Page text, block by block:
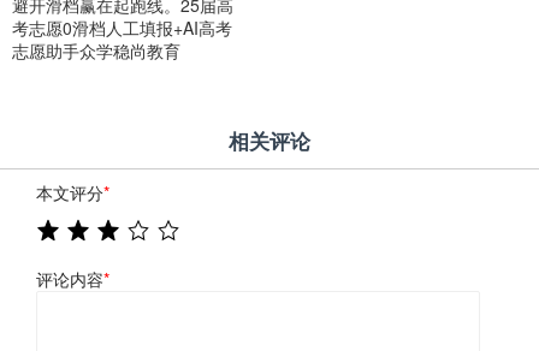
考志愿0滑档人工填报+AI高考
志愿助手众学稳尚教育
相关评论
本文评分*
评论内容*